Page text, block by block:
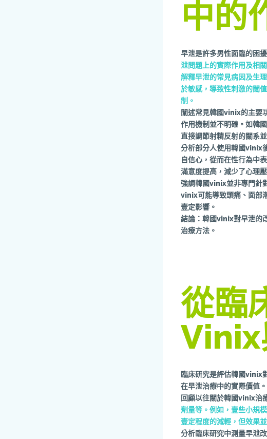
中的
早泄是許多男性面臨的困擾
泄問題上的實際作用及相
解釋早泄的常見病因及生
於敏感，導致性刺激的閾
制。
闡述常見韓國vinix的主要
作用機制並不明確。如韓
直接調節射精反射的關系
分析部分人使用韓國vinix
自信心，從而在性行為中
滿意度提高，減少了心理
強調韓國vinix並非專門針
vinix可能導致頭痛、面部
壹定影響。
結論：韓國vinix對早泄的
治療方法。
從臨
Vinix
臨床研究是評估韓國vinix
在早泄治療中的實際價值。
回顧以往關於韓國vinix治
劑量等。例如，壹些小規
壹定程度的減輕，但效果
分析臨床研究中測量早泄